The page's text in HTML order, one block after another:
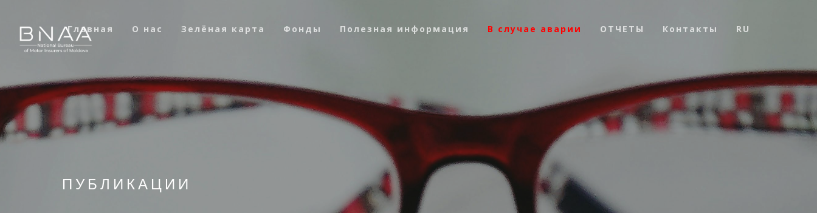
Главная О нас Зелёная карта Фонды Полезная информация В случае аварии ОТЧЕТЫ Контакты RU
ПУБЛИКАЦИИ